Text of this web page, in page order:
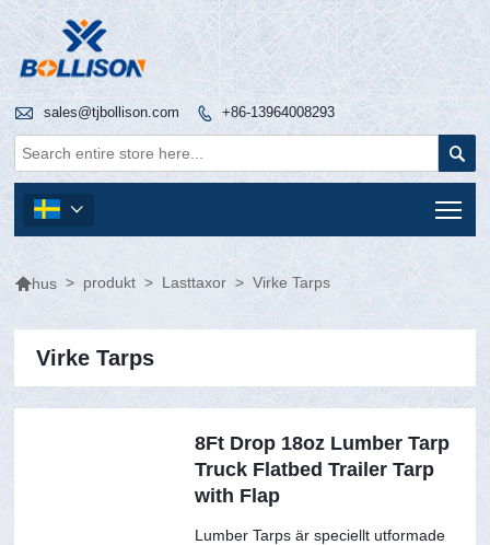
 sales@tjbollison.com  +86-13964008293


hus > produkt > Lasttaxor > Virke Tarps
Virke Tarps
8Ft Drop 18oz Lumber Tarp
Truck Flatbed Trailer Tarp
with Flap
Lumber Tarps är speciellt utformade